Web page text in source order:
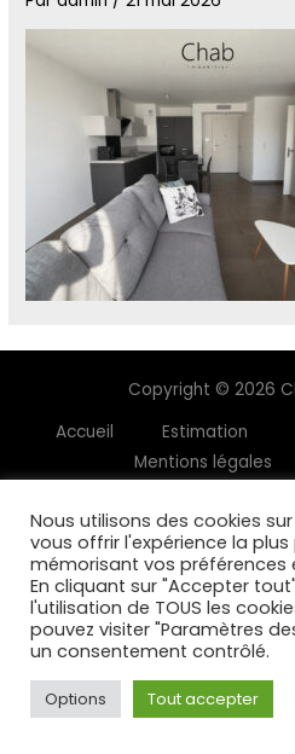
Copyright © 2026
Accueil
Estimation
Mentions légales
Nous utilisons des cookies
vous offrir l'expérience la
mémorisant vos préférences
En cliquant sur "Accepter
l'utilisation de TOUS les
pouvez visiter "Paramètres
un consentement contrôlé.
Options Tout accepter